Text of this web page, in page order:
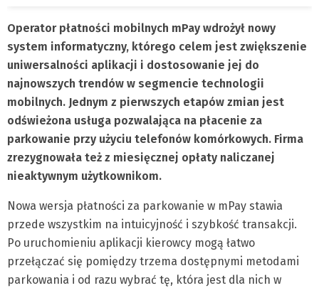
Operator płatności mobilnych mPay wdrożył nowy
system informatyczny, którego celem jest zwiększenie
uniwersalności aplikacji i dostosowanie jej do
najnowszych trendów w segmencie technologii
mobilnych. Jednym z pierwszych etapów zmian jest
odświeżona usługa pozwalająca na płacenie za
parkowanie przy użyciu telefonów komórkowych. Firma
zrezygnowała też z miesięcznej opłaty naliczanej
nieaktywnym użytkownikom.
Nowa wersja płatności za parkowanie w mPay stawia
przede wszystkim na intuicyjność i szybkość transakcji.
Po uruchomieniu aplikacji kierowcy mogą łatwo
przełączać się pomiędzy trzema dostępnymi metodami
parkowania i od razu wybrać tę, która jest dla nich w